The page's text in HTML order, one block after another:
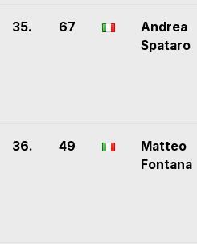
35. 67
Andrea
Spataro
36. 49
Matteo
Fontana